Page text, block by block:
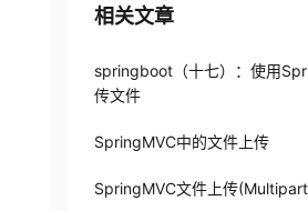
相关文章
springboot（十七）：使用
传文件
SpringMVC中的文件上传
SpringMVC文件上传